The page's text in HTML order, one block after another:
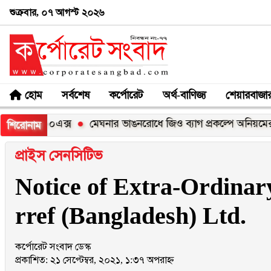
শুক্রবার, ০৭ আগস্ট ২০২৬
হোম সর্বশেষ কর্পোরেট অর্থ-বাণিজ্য
শিরোনাম মেঘনার ভাঙনরোধে জিও ব্যাগ প্রকল্পে অনিয়মের
প্রাইস সেনসিটিভ
Notice of Extra-
rref (Bangladesh) Ltd.
কর্পোরেট সংবাদ ডেস্ক
প্রকাশিত: ২১ সেপ্টেম্বর, ২০২১, ১:৩৭ অপরাহ্ন